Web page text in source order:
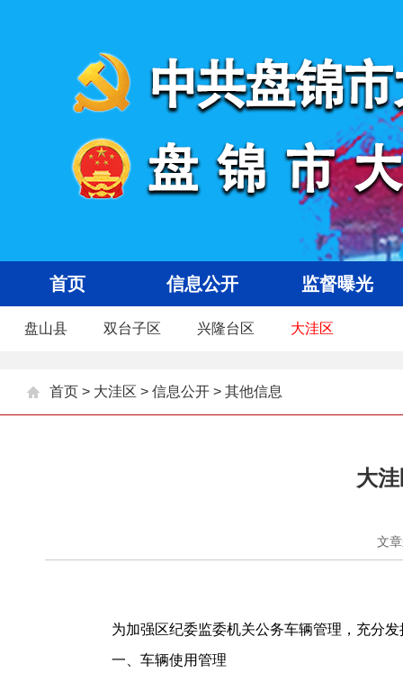
首页 信息公开 监督曝光
盘山县 双台子区 兴隆台区 大洼区
首页 > 大洼区 > 信息公开 > 其他信息
大
文
为加强区纪委监委机关公务车辆管理，充分
一、车辆使用管理